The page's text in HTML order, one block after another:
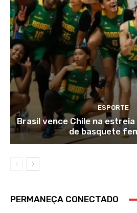
ESPORTE
Brasil vence Chile na
de basquete
PERMANEÇA CONECTADO